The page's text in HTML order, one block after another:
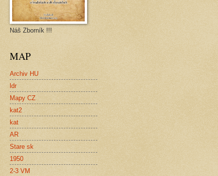
Náš Zborník !!!
MAP
Archiv HU
ldr
Mapy CZ
kat2
kat
AR
Stare sk
1950
2-3 VM